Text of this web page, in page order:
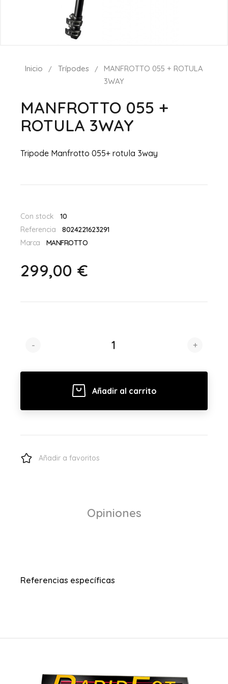
Inicio Trípodes
MANFROTTO 055 + ROTULA
3WAY
MANFROTTO 055 +
ROTULA 3WAY
Tripode Manfrotto 055+ rotula 3way
Con stock
10
Referencia
8024221623291
Marca
MANFROTTO
299,00 €
- +
Añadir al carrito
Añadir a favoritos
Opiniones
Referencias específicas